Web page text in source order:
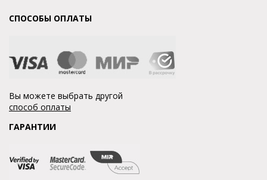
СПОСОБЫ ОПЛАТЫ
Вы можете выбрать другой
способ оплаты
ГАРАНТИИ